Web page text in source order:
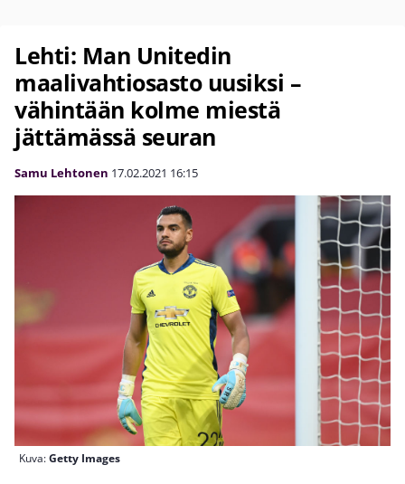
Lehti: Man Unitedin
maalivahtiosasto uusiksi –
vähintään kolme miestä
jättämässä seuran
Samu Lehtonen 17.02.2021 16:15
Kuva:Getty Images